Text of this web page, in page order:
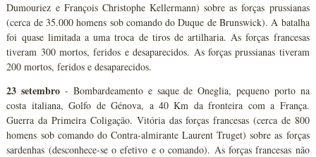
Dumouriez e François Christophe Kellermann) sobre as forças prussianas
(cerca de 35.000 homens sob comando do Duque de Brunswick). A batalha
foi quase limitada a uma troca de tiros de artilharia. As forças francesas
tiveram 300 mortos, feridos e desaparecidos. As forças prussianas tiveram
200 mortos, feridos e desaparecidos.
23 setembro - Bombardeamento e saque de Oneglia, pequeno porto na
costa italiana, Golfo de Génova, a 40 Km da fronteira com a França.
Guerra da Primeira Coligação. Vitória das forças francesas (cerca de 800
homens sob comando do Contra-almirante Laurent Truget) sobre as forças
sardenhas (desconhece-se o efetivo e o comando). As forças francesas não